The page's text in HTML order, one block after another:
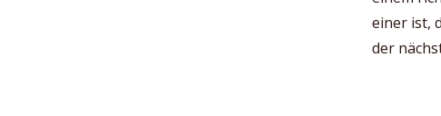
einer ist,
der